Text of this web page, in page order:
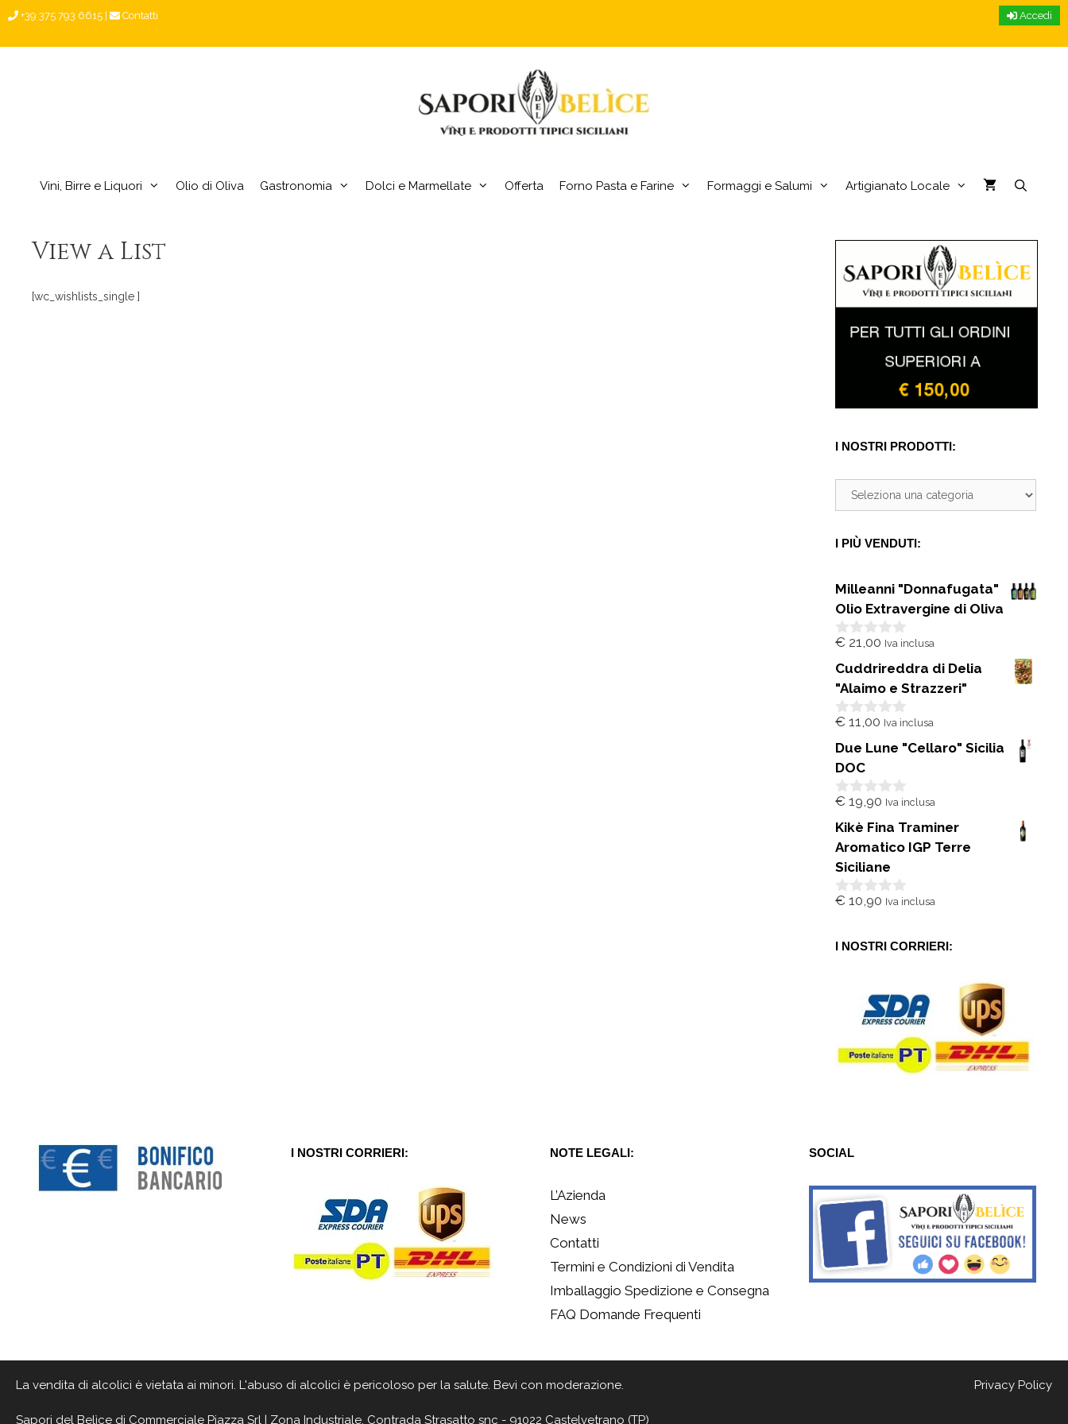
Accedi
+39 375 793 6615 Contatti
Vini, Birre e Liquori Olio di Oliva Gastronomia Dolci e Marmellate Offerta Forno Pasta e Farine Formaggi e Salumi Artigianato Locale
View a List
[wc_wishlists_single ]
I NOSTRI PRODOTTI:
I PIÙ VENDUTI:
Milleanni "Donnafugata"
Olio Extravergine di Oliva
0
u
5
€ 21,00 Iva inclusa
Cuddrireddra di Delia
"Alaimo e Strazzeri"
0
u
5
€ 11,00 Iva inclusa
Due Lune "Cellaro" Sicilia
DOC
0
u
5
€ 19,90 Iva inclusa
Kikè Fina Traminer
Aromatico IGP Terre
Siciliane
0
5
€ 10,90 Iva inclusa
I NOSTRI CORRIERI:
I NOSTRI CORRIERI: NOTE LEGALI:
L’Azienda
News
Contatti
Termini e Condizioni di Vendita
Imballaggio Spedizione e Consegna
FAQ Domande Frequenti
SOCIAL
Privacy Policy
La vendita di alcolici è vietata ai minori. L'abuso di alcolici è pericoloso per la salute. Bevi con moderazione.
Sapori del Belìce di Commerciale Piazza Srl | Zona Industriale, Contrada Strasatto snc - 91022 Castelvetrano (TP)